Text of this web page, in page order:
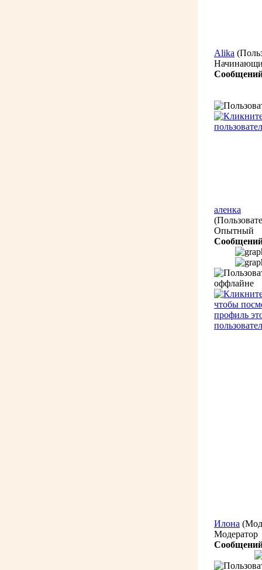
Alika
аленка
Опытный
Илона
Модератор